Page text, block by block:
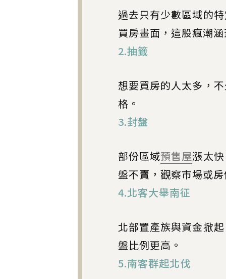
過去只有少數區域的
買房畫面，這股瘋潮
2.抽籤
想要買房的人太多，
格。
3.封盤
部份區域預售屋漲太
盤不賣，觀察市場或
4.北客大舉南征
北部置產族與資金掀
盤比例更高。
5.南客群起北伐